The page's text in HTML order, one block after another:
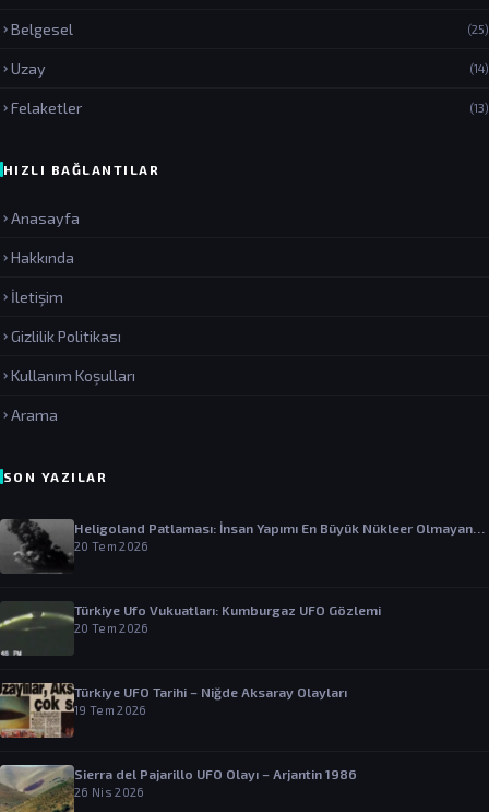
Belgesel (25)
Uzay (14)
Felaketler (13)
HIZLI BAĞLANTILAR
Anasayfa
Hakkında
İletişim
Gizlilik Politikası
Kullanım Koşulları
Arama
SON YAZILAR
Heligoland Patlaması: İnsan Yapımı En Büyük Nükleer Olmayan…
20 Tem 2026
Türkiye Ufo Vukuatları: Kumburgaz UFO Gözlemi
20 Tem 2026
Türkiye UFO Tarihi – Niğde Aksaray Olayları
19 Tem 2026
Sierra del Pajarillo UFO Olayı – Arjantin 1986
26 Nis 2026